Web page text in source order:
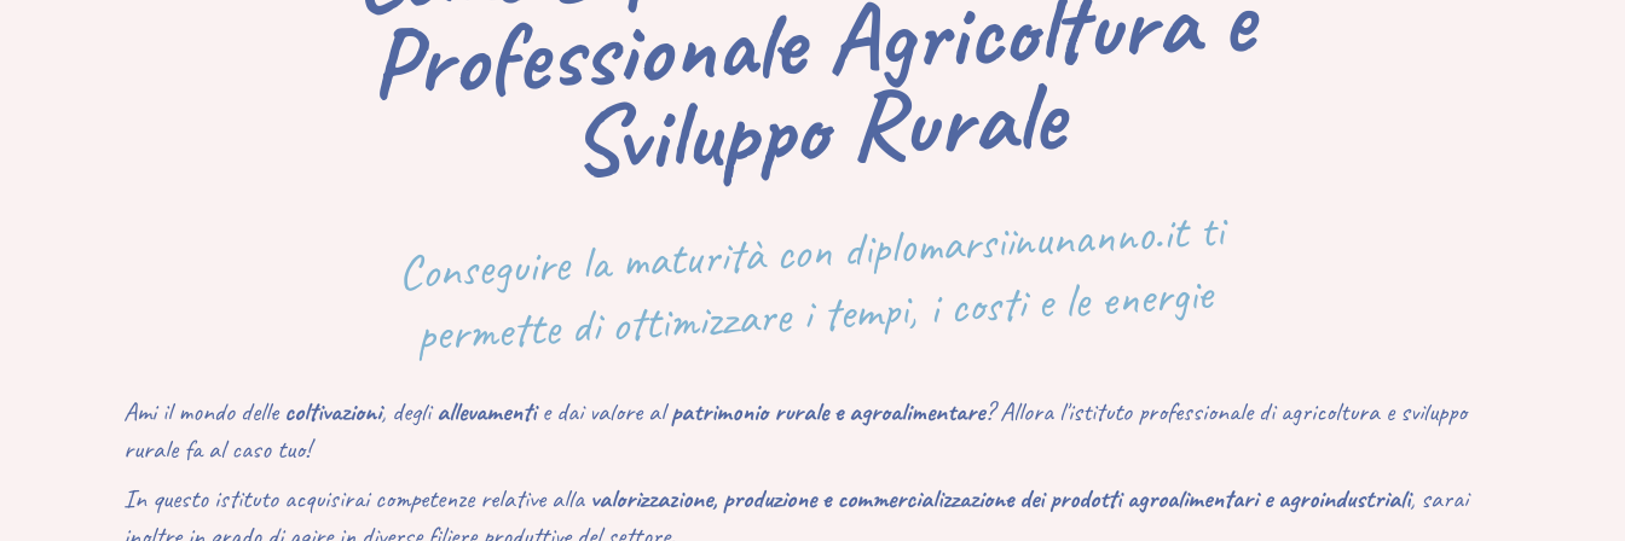
Agricoltura e
Rurale
Conseguire la maturità con diplomarsiinunanno.it ti
permette di ottimizzare i tempi, i costi e le energie
Ami il mondo dellecoltivazioni, degliallevamentie dai valore alpatrimonio rurale e agroalimentare? Allora l'istituto professionale di agricoltura e sviluppo
rurale fa al caso tuo!
In questo istituto acquisirai competenze relative alla valorizzazione, produzione e commercializzazione dei prodotti agroalimentari e agroindustriali, sarai